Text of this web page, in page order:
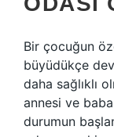
Bir çocuğun
büyüdükçe
daha sağlıklı
annesi ve
durumun